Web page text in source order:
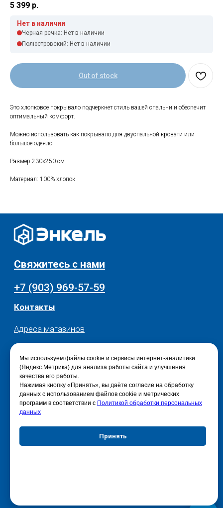
Мы используем файлы cookie и сервисы интернет-аналитики
(Яндекс.Метрика) для анализа работы сайта и улучшения
качества его работы.
Нажимая кнопку «Принять», вы даёте согласие на обработку
данных с использованием файлов cookie и метрических
программ в соответствии с Политикой обработки персональных
данных
Принять
5 399 р.
Нет в наличии
Черная речка: Нет в наличии
Полюстровский: Нет в наличии
Out of stock
Это хлопковое покрывало подчеркнет стиль вашей спальни и обеспечит
оптимальный комфорт.
Можно использовать как покрывало для двуспальной кровати или
большое одеяло.
Размер 230х250 см
Материал: 100% хлопок
Каталог
Мебель
Разное
Контакты
Свяжитесь с нами
Сервис
© 2025 - Интернет-магазин Enkelshop.ru